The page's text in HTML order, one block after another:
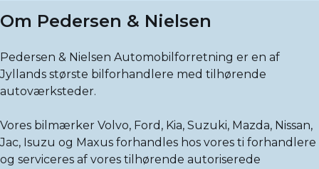
Om Pedersen & Nielsen
Pedersen & Nielsen Automobilforretning er en af
Jyllands største bilforhandlere med tilhørende
autoværksteder.
Vores bilmærker Volvo, Ford, Kia, Suzuki, Mazda, Nissan,
Jac, Isuzu og Maxus forhandles hos vores ti forhandlere
og serviceres af vores tilhørende autoriserede